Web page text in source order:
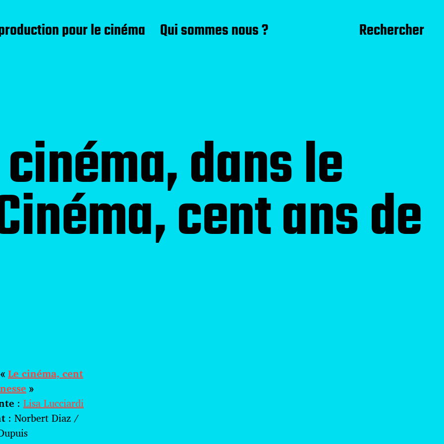
pour le cinéma Qui sommes nous ? Rechercher
dans le
cent ans de
Le cinéma, cent
»
: Lisa Lucciardi
: Norbert Diaz /